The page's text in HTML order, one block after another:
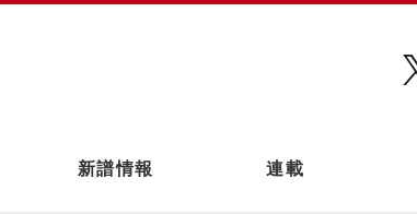
新譜情報 連載